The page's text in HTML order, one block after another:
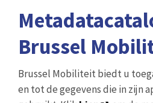
Brussel
Brussel Mobiliteit biedt u
en tot de gegevens die in zijn